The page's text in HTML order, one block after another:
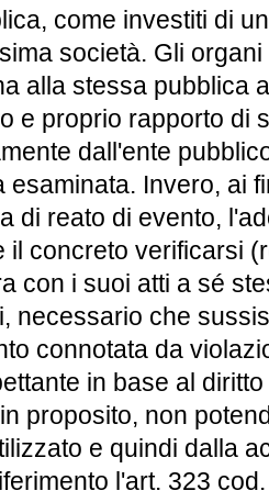
come investiti di
società. Gli
alla stessa pubblica
e proprio rapporto di
dall'ente
Invero, ai
di reato di evento,
concreto verificarsi
con i suoi atti a sé
necessario che
connotata da
in base al
proposito, non
e quindi dalla
l'art. 323